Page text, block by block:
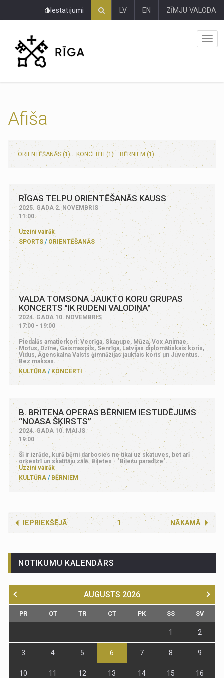
Iestatījumi LV EN ZĪMJU VALODA
Afiša
ORIENTĒŠANĀS (1) KONCERTI (1) BĒRNIEM (1)
RĪGAS TELPU ORIENTĒŠANĀS KAUSS
2025. GADA 2. NOVEMBRIS
11:00
Uzzini vairāk
SPORTS
ORIENTĒŠANĀS
VALDA TOMSONA JAUKTO KORU GRUPAS
KONCERTS "IK RUDENI VALODIŅA"
2024. GADA 10. NOVEMBRIS
17:00 - 19:00
Piedalās amatierkori: Vecrīga, Skaņupe, Mūza, Vox Animae,
Motus, Dzīne, Gaismaspils, Senrīga, Latvijas diplomātiskais koris,
Vidus, Āgenskalna Valsts ģimnāzijas jauktais koris un Juventus.
Bez maksas.
KULTŪRA
KONCERTI
B. BRITENA OPERAS BĒRNIEM IESTUDĒJUMS
“NOASA ŠĶIRSTS”
2024. GADA 10. MAIJS
19:00
Šī ir izrāde, kurā bērni darbosies ne tikai uz skatuves, bet arī
orķestrī un skatītāju zālē. Biļetes - "Biļešu paradīze".
Uzzini vairāk
KULTŪRA
BĒRNIEM
IEPRIEKŠĒJĀ 1 NĀKAMĀ
NOTIKUMU KALENDĀRS
AUGUSTS 2026
PR OT TR CT PK SS SV
1 2
3 4 5 6 7 8 9
10 11 12 13 14 15 16